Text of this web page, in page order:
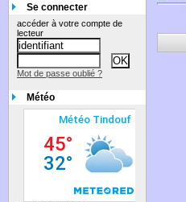
Se connecter
accéder à votre compte de
lecteur
Mot de passe oublié ?
Météo